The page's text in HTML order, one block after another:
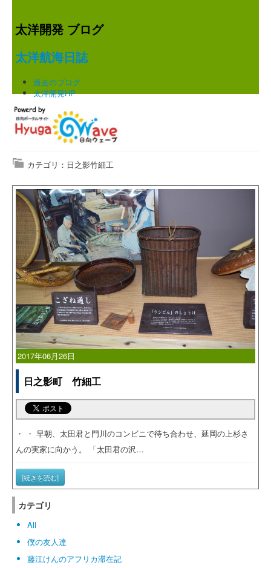
太洋開発 ブログ
太洋航海日誌
過去のブログ
太洋開発HP
カテゴリ：日之影竹細工
2017年06月26日
日之影町 竹細工
・ ・ 早朝、太田君と門川のコンビニで待ち合わせ、延岡の上杉さ
んの実家に向かう。 「太田君の沢…
[続きを読む]
カテゴリ
All
僕の友人達
藤江けんのアフリカ滞在記